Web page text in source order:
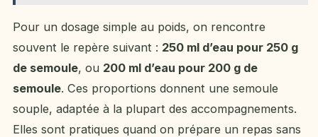
Pour un dosage simple au poids, on rencontre
souvent le repère suivant : 250 ml d’eau pour 250 g
de semoule, ou 200 ml d’eau pour 200 g de
semoule. Ces proportions donnent une semoule
souple, adaptée à la plupart des accompagnements.
Elles sont pratiques quand on prépare un repas sans